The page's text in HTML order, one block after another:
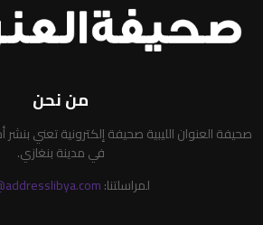
من نحن
في مدينة بنغازي.
لمراسلتنا: